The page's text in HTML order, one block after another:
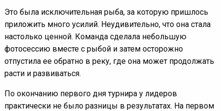
Это была исключительная рыба, за которую пришлось
приложить много усилий. Неудивительно, что она стала
настолько ценной. Команда сделала небольшую
фотосессию вместе с рыбой и затем осторожно
отпустила ее обратно в реку, где она может продолжать
расти и развиваться.
По окончанию первого дня турнира у лидеров
практически не было разницы в результатах. На первом